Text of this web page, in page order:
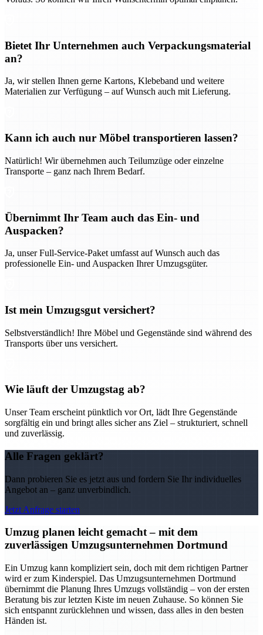
Bietet Ihr Unternehmen auch Verpackungsmaterial
an?
Ja, wir stellen Ihnen gerne Kartons, Klebeband und weitere
Materialien zur Verfügung – auf Wunsch auch mit Lieferung.
Kann ich auch nur Möbel transportieren lassen?
Natürlich! Wir übernehmen auch Teilumzüge oder einzelne
Transporte – ganz nach Ihrem Bedarf.
Übernimmt Ihr Team auch das Ein- und
Auspacken?
Ja, unser Full-Service-Paket umfasst auf Wunsch auch das
professionelle Ein- und Auspacken Ihrer Umzugsgüter.
Ist mein Umzugsgut versichert?
Selbstverständlich! Ihre Möbel und Gegenstände sind während des
Transports über uns versichert.
Wie läuft der Umzugstag ab?
Unser Team erscheint pünktlich vor Ort, lädt Ihre Gegenstände
sorgfältig ein und bringt alles sicher ans Ziel – strukturiert, schnell
und zuverlässig.
Alle Fragen geklärt?
Dann probieren Sie es jetzt aus und fordern Sie Ihr individuelles
Angebot an – ganz unverbindlich.
Jetzt Anfrage starten
Umzug planen leicht gemacht – mit dem
zuverlässigen Umzugsunternehmen Dortmund
Ein Umzug kann kompliziert sein, doch mit dem richtigen Partner
wird er zum Kinderspiel. Das Umzugsunternehmen Dortmund
übernimmt die Planung Ihres Umzugs vollständig – von der ersten
Beratung bis zur letzten Kiste im neuen Zuhause. So können Sie
sich entspannt zurücklehnen und wissen, dass alles in den besten
Händen ist.